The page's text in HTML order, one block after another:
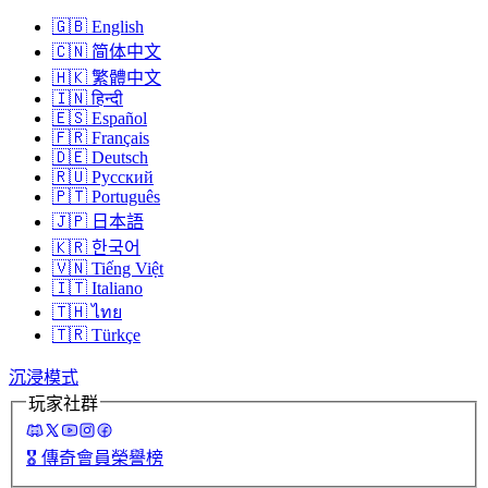
🇬🇧 English
🇨🇳 简体中文
🇭🇰 繁體中文
🇮🇳 हिन्दी
🇪🇸 Español
🇫🇷 Français
🇩🇪 Deutsch
🇷🇺 Русский
🇵🇹 Português
🇯🇵 日本語
🇰🇷 한국어
🇻🇳 Tiếng Việt
🇮🇹 Italiano
🇹🇭 ไทย
🇹🇷 Türkçe
沉浸模式
玩家社群
🎖️ 傳奇會員榮譽榜